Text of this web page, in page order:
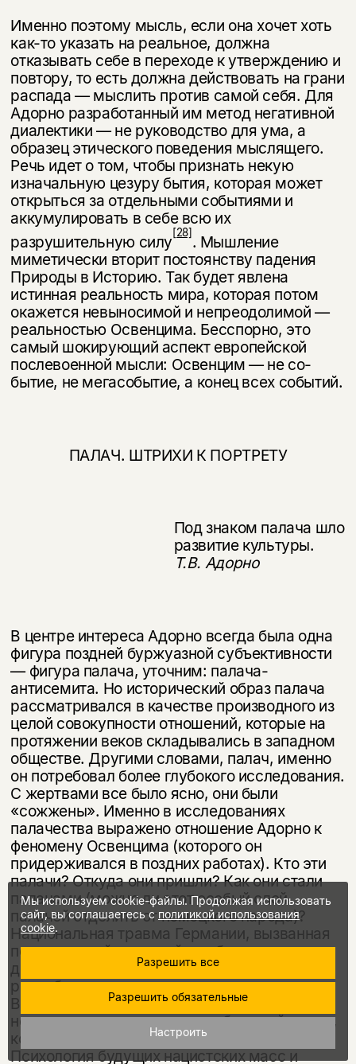
Именно поэтому мысль, если она хочет хоть
как-то указать на реальное, должна
отказывать себе в переходе к утверждению и
повтору, то есть должна действовать на грани
распада — мыслить против самой себя. Для
Адорно раз­работанный им метод негативной
диалектики — не руководство для ума, а
образец этического поведения мыслящего.
Речь идет о том, чтобы признать некую
изначальную цезуру бытия, которая может
открыться за отдельными событиями и
аккумулировать в себе всю их
разрушительную силу[28]. Мыш­ление
миметически вторит постоянству падения
Природы в Историю. Так будет явлена
истинная реальность мира, которая потом
окажется невыно­симой и непреодолимой —
реальностью Освенцима. Бесспорно, это
самый шокирующий аспект европейской
послевоенной мысли: Освенцим — не со­
бытие, не мегасобытие, а конец всех событий.
ПАЛАЧ. ШТРИХИ К ПОРТРЕТУ
Под знаком палача шло
развитие культуры.
Т.В. Адорно
В центре интереса Адорно всегда была одна
фигура поздней буржуазной субъективности
— фигура палача, уточним: палача-
антисемита. Но истори­ческий образ палача
рассматривался в качестве производного из
целой сово­купности отношений, которые на
протяжении веков складывались в запад­ном
обществе. Другими словами, палач, именно
он потребовал более глубо­кого исследования.
С жертвами все было ясно, они были
«сожжены». Именно в исследованиях
палачества выражено отношение Адорно к
феномену Ос­венцима (которого он
придерживался в поздних работах). Кто эти
палачи? Откуда они пришли? Как они стали
палачами (можно ли этот особый слой
палачей отделить от немецкого народа)?
Национальная травма Германии, вызванная
послевоенной разрухой, слабостью
демократических институтов Веймарской
республики, унизительными статьями
Версальского договора, стала практически
неисчерпаемым источником будущей мести,
ксенофобии, антисемитизма, мистицизма.
Психология будущих нацистских масс и
Мы используем cookie-файлы. Продолжая использовать
сайт, вы соглашаетесь сполитикой использования
cookie.
Разрешить все
Разрешить обязательные
Настроить